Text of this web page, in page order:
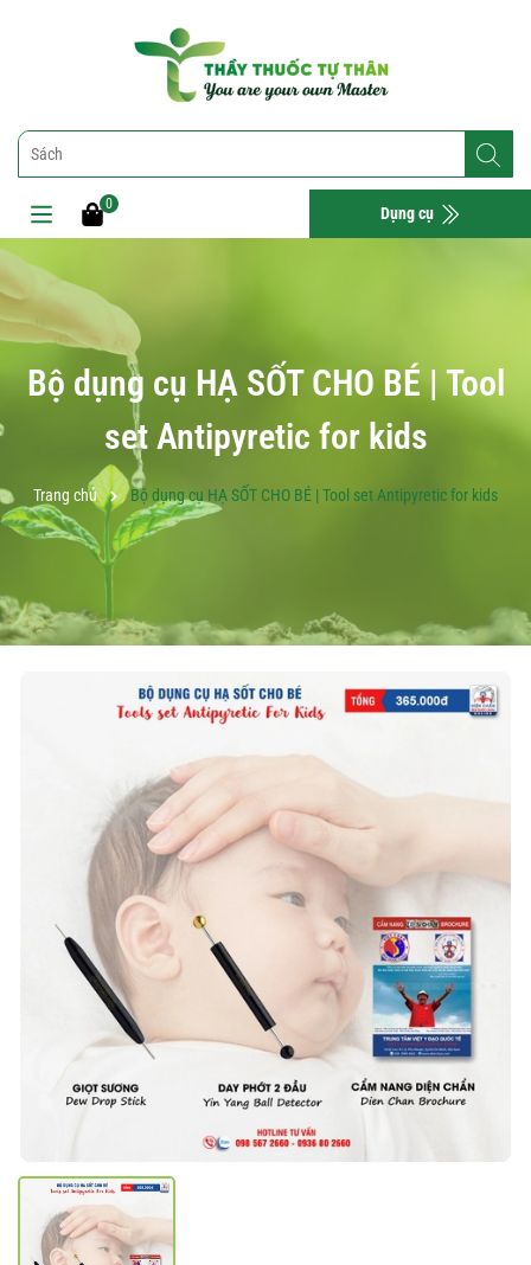
0 Dụng cụ
Bộ dụng cụ HẠ SỐT CHO BÉ | Tool
set Antipyretic for kids
Trang chủ Bộ dụng cụ HẠ SỐT CHO BÉ | Tool set Antipyretic for kids